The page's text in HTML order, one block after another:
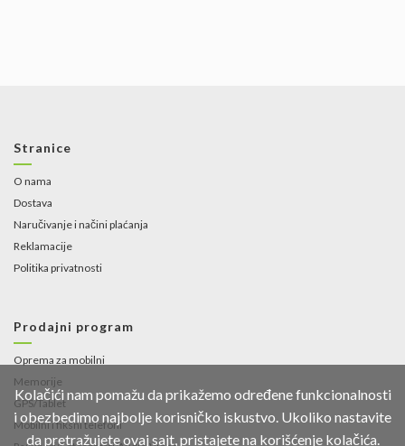
Stranice
O nama
Dostava
Naručivanje i načini plaćanja
Reklamacije
Politika privatnosti
Prodajni program
Oprema za mobilni
Memorije
GPS/Tablet
Mobilni i fiksni telefoni
Kolačići nam pomažu da prikažemo određene funkcionalnosti
i obezbedimo najbolje korisničko iskustvo. Ukoliko nastavite
da pretražujete ovaj sajt, pristajete na korišćenje kolačića.